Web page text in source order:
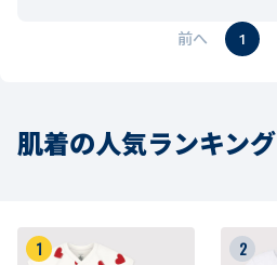
1
肌着の人気ランキング
1 2